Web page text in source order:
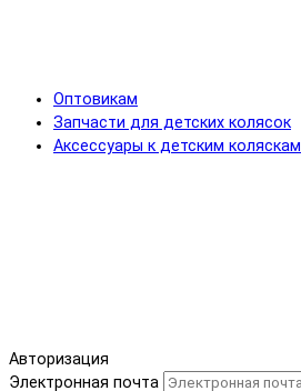
Оптовикам
Запчасти для детских колясок
Аксессуары к детским коляскам
Авторизация
Электронная почта